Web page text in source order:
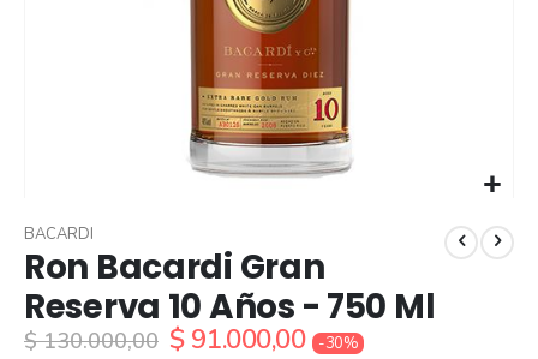
to
the
beginning
of
the
Ron Bacardi Gran
Reserva 10 Años - 750 Ml
BACARDI
$ 130.000,00 $ 91.000,00 -30%